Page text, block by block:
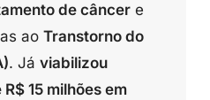
de câncer e
ao Transtorno do
. Já viabilizou
15 milhões em